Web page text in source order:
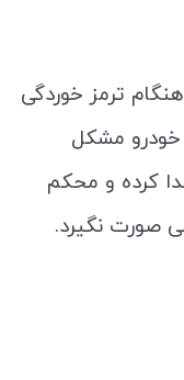
ترمز خوردگی
مشکل
کرده و محکم
صورت نگیرد.